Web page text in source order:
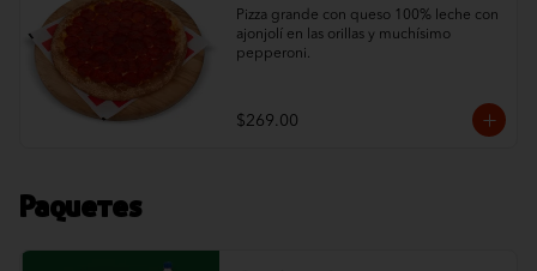
Pizza grande con queso 100% leche con
ajonjolí en las orillas y muchísimo
pepperoni.
$269.00
Paquetes